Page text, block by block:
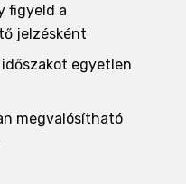
figyeld a
jelzésként
egyetlen
megvalósítható